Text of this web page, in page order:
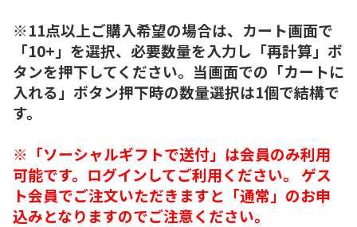
※11点以上ご購入希望の場合は、カート画面で
「10+」を選択、必要数量を入力し「再計算」ボ
タンを押下してください。当画面での「カートに
入れる」ボタン押下時の数量選択は1個で結構で
す。
※「ソーシャルギフトで送付」は会員のみ利用
可能です。ログインしてご利用ください。 ゲス
ト会員でご注文いただきますと「通常」のお申
込みとなりますのでご注意ください。